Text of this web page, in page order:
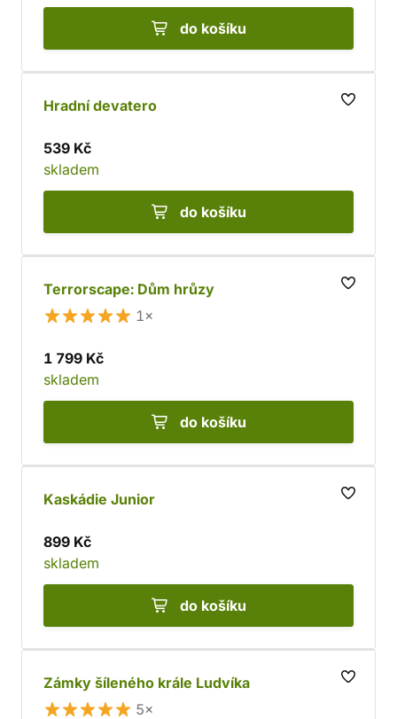
do košíku
Hradní devatero
539 Kč
skladem
do košíku
Terrorscape: Dům hrůzy
1×
1 799 Kč
skladem
do košíku
Kaskádie Junior
899 Kč
skladem
do košíku
Zámky šíleného krále Ludvíka
5×